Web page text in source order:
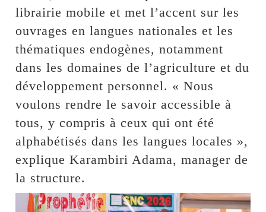
librairie mobile et met l’accent sur les
ouvrages en langues nationales et les
thématiques endogènes, notamment
dans les domaines de l’agriculture et du
développement personnel. « Nous
voulons rendre le savoir accessible à
tous, y compris à ceux qui ont été
alphabétisés dans les langues locales »,
explique Karambiri Adama, manager de
la structure.